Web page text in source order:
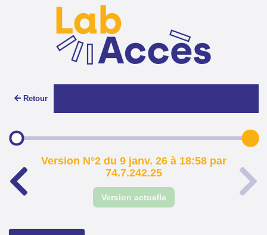
Retour
Version N°2 du 9 janv. 26 à 18:58 par
74.7.242.25
Version actuelle